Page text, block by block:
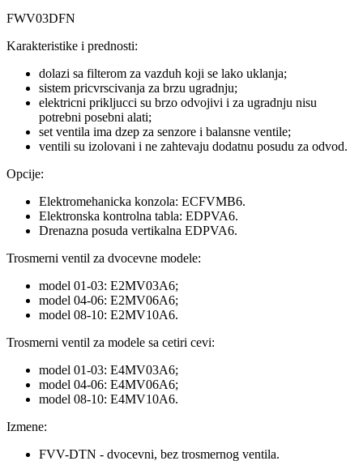
FWV03DFN
Karakteristike i prednosti:
dolazi sa filterom za vazduh koji se lako uklanja;
sistem pricvrscivanja za brzu ugradnju;
elektricni prikljucci su brzo odvojivi i za ugradnju nisu
potrebni posebni alati;
set ventila ima dzep za senzore i balansne ventile;
ventili su izolovani i ne zahtevaju dodatnu posudu za odvod.
Opcije:
Elektromehanicka konzola: ECFVMB6.
Elektronska kontrolna tabla: EDPVA6.
Drenazna posuda vertikalna EDPVA6.
Trosmerni ventil za dvocevne modele:
model 01-03: E2MV03A6;
model 04-06: E2MV06A6;
model 08-10: E2MV10A6.
Trosmerni ventil za modele sa cetiri cevi:
model 01-03: E4MV03A6;
model 04-06: E4MV06A6;
model 08-10: E4MV10A6.
Izmene:
FVV-DTN - dvocevni, bez trosmernog ventila.